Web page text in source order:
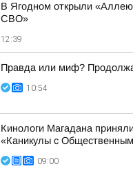
В Ягодном открыли
СВО»
12:39
Правда или миф?
10:54
Кинологи Магадана
«Каникулы с
09:00